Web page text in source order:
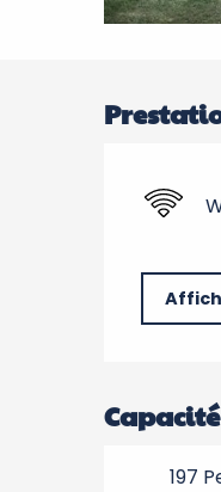
Capacité
197